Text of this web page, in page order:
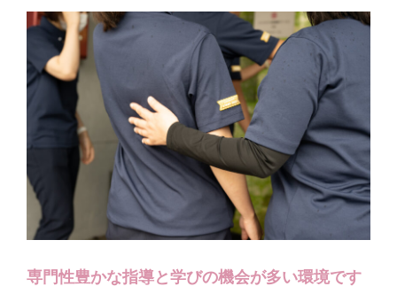
専門性豊かな指導と学びの機会が多い環境です